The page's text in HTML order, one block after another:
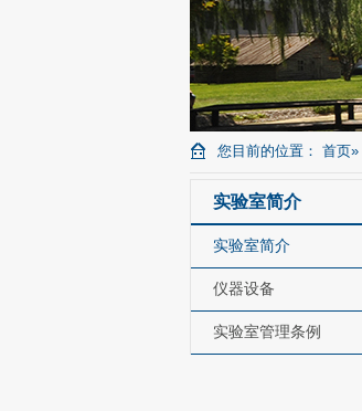
您目前的位置： 首页»
实验室简介
实验室简介
仪器设备
实验室管理条例